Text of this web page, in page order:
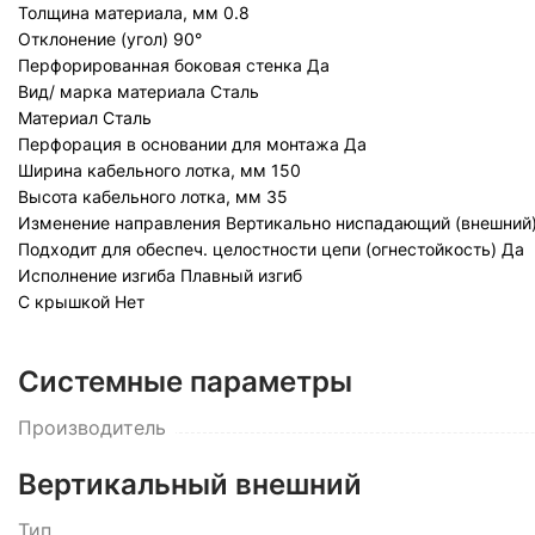
Толщина материала, мм 0.8
Отклонение (угол) 90°
Перфорированная боковая стенка Да
Вид/ марка материала Сталь
Материал Сталь
Перфорация в основании для монтажа Да
Ширина кабельного лотка, мм 150
Высота кабельного лотка, мм 35
Изменение направления Вертикально ниспадающий (внешний)
Подходит для обеспеч. целостности цепи (огнестойкость) Да
Исполнение изгиба Плавный изгиб
С крышкой Нет
Системные параметры
Производитель
Вертикальный внешний